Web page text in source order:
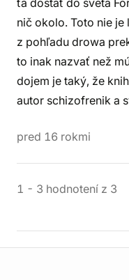
ťa dostať do sveta
nič okolo. Toto nie
z pohľadu drowa
to inak nazvať než
dojem je taký, že
autor schizofrenik a
pred 16 rokmi
1 - 3 hodnotení z 3